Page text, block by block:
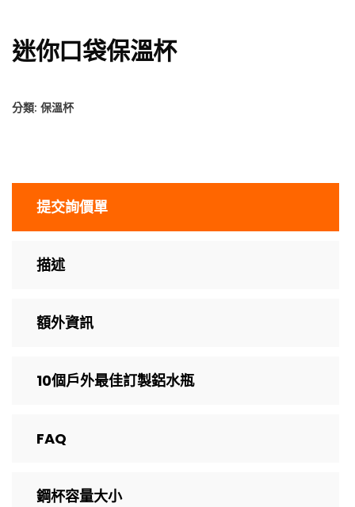
迷你口袋保溫杯
分類: 保溫杯
提交詢價單
描述
額外資訊
10個戶外最佳訂製鋁水瓶
FAQ
鋼杯容量大小